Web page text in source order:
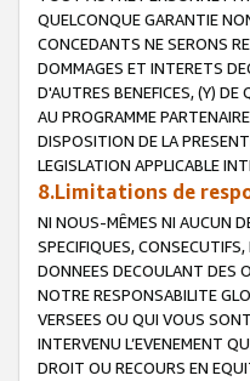
QUELCONQUE GARANTIE
CONCEDANTS NE SERONS
DOMMAGES ET INTERETS
D'AUTRES BENEFICES, (Y)
AU PROGRAMME
DISPOSITION DE LA
LEGISLATION APPLICABLE
8.Limitations de
NI NOUS-MÊMES NI AUCUN
SPECIFIQUES,
DONNEES DECOULANT DES
NOTRE RESPONSABILITE
VERSEES OU QUI VOUS
INTERVENU L’EVENEMENT
DROIT OU RECOURS EN